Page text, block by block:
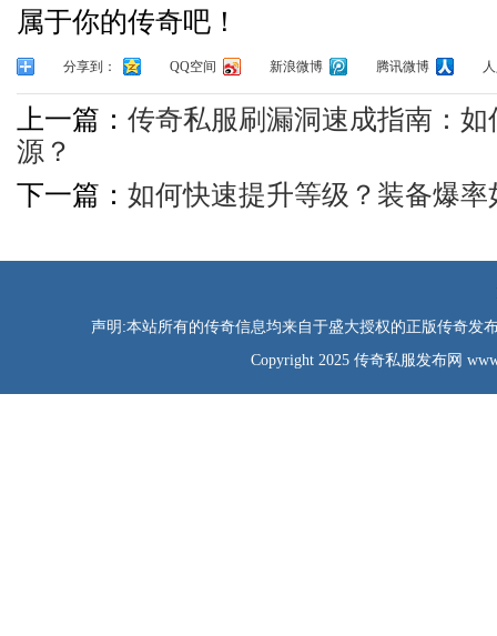
属于你的传奇吧！
分享到： QQ空间 新浪微博 腾讯微博
上一篇： 传奇私服刷漏洞速成指南：
源？
下一篇： 如何快速提升等级？装备爆
声明:本站所有的传奇信息均来自于盛大授权的正版传奇发
Copyright 2025 传奇私服发布网